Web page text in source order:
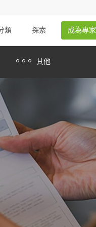
類 探索 成為專家
其他